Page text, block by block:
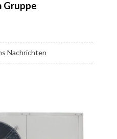
Gruppe
Nachrichten